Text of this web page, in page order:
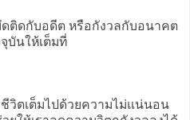
ดติดกับอดีต หรือกังวลกับอนาคต
บันให้เต็มที่
วิตเต็มไปด้วยความไม่แน่นอน